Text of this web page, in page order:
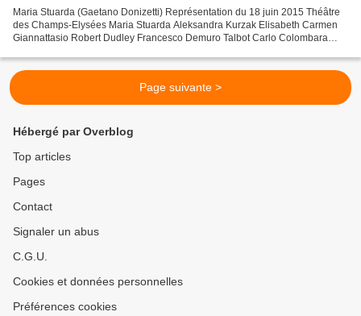
Maria Stuarda (Gaetano Donizetti) Représentation du 18 juin 2015 Théâtre
des Champs-Elysées Maria Stuarda Aleksandra Kurzak Elisabeth Carmen
Giannattasio Robert Dudley Francesco Demuro Talbot Carlo Colombara
Page suivante >
Hébergé par Overblog
Top articles
Pages
Contact
Signaler un abus
C.G.U.
Cookies et données personnelles
Préférences cookies